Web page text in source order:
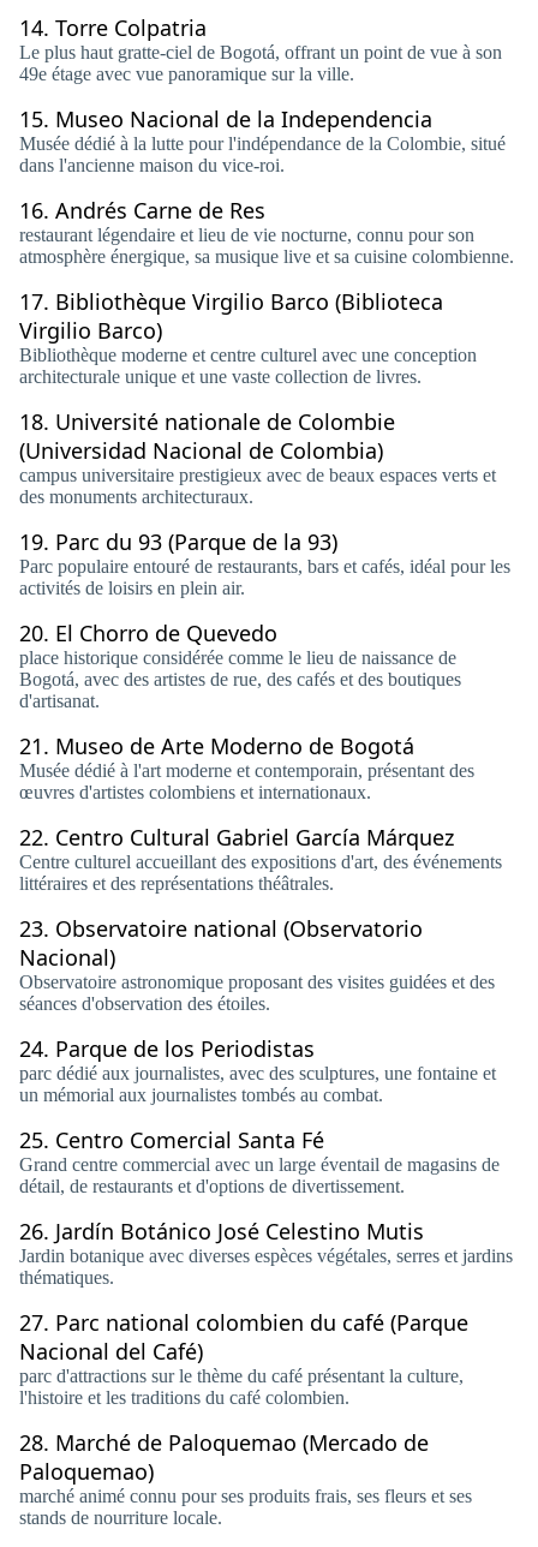
14. Torre Colpatria
Le plus haut gratte-ciel de Bogotá, offrant un point de vue à son
49e étage avec vue panoramique sur la ville.
15. Museo Nacional de la Independencia
Musée dédié à la lutte pour l'indépendance de la Colombie, situé
dans l'ancienne maison du vice-roi.
16. Andrés Carne de Res
restaurant légendaire et lieu de vie nocturne, connu pour son
atmosphère énergique, sa musique live et sa cuisine colombienne.
17. Bibliothèque Virgilio Barco (Biblioteca
Virgilio Barco)
Bibliothèque moderne et centre culturel avec une conception
architecturale unique et une vaste collection de livres.
18. Université nationale de Colombie
(Universidad Nacional de Colombia)
campus universitaire prestigieux avec de beaux espaces verts et
des monuments architecturaux.
19. Parc du 93 (Parque de la 93)
Parc populaire entouré de restaurants, bars et cafés, idéal pour les
activités de loisirs en plein air.
20. El Chorro de Quevedo
place historique considérée comme le lieu de naissance de
Bogotá, avec des artistes de rue, des cafés et des boutiques
d'artisanat.
21. Museo de Arte Moderno de Bogotá
Musée dédié à l'art moderne et contemporain, présentant des
œuvres d'artistes colombiens et internationaux.
22. Centro Cultural Gabriel García Márquez
Centre culturel accueillant des expositions d'art, des événements
littéraires et des représentations théâtrales.
23. Observatoire national (Observatorio
Nacional)
Observatoire astronomique proposant des visites guidées et des
séances d'observation des étoiles.
24. Parque de los Periodistas
parc dédié aux journalistes, avec des sculptures, une fontaine et
un mémorial aux journalistes tombés au combat.
25. Centro Comercial Santa Fé
Grand centre commercial avec un large éventail de magasins de
détail, de restaurants et d'options de divertissement.
26. Jardín Botánico José Celestino Mutis
Jardin botanique avec diverses espèces végétales, serres et jardins
thématiques.
27. Parc national colombien du café (Parque
Nacional del Café)
parc d'attractions sur le thème du café présentant la culture,
l'histoire et les traditions du café colombien.
28. Marché de Paloquemao (Mercado de
Paloquemao)
marché animé connu pour ses produits frais, ses fleurs et ses
stands de nourriture locale.